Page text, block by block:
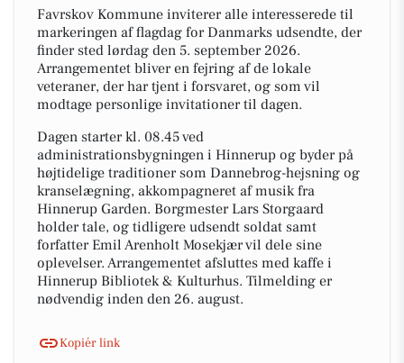
Favrskov Kommune inviterer alle interesserede til
markeringen af flagdag for Danmarks udsendte, der
finder sted lørdag den 5. september 2026.
Arrangementet bliver en fejring af de lokale
veteraner, der har tjent i forsvaret, og som vil
modtage personlige invitationer til dagen.
Dagen starter kl. 08.45 ved
administrationsbygningen i Hinnerup og byder på
højtidelige traditioner som Dannebrog-hejsning og
kranselægning, akkompagneret af musik fra
Hinnerup Garden. Borgmester Lars Storgaard
holder tale, og tidligere udsendt soldat samt
forfatter Emil Arenholt Mosekjær vil dele sine
oplevelser. Arrangementet afsluttes med kaffe i
Hinnerup Bibliotek & Kulturhus. Tilmelding er
nødvendig inden den 26. august.
Kopiér link